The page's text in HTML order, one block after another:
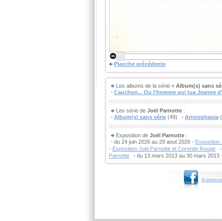
Planche précédente
Les albums de la série « Album(s) sans
Cauchon... Ou l'homme qui tua Jeanne
Les série de Joël Parnotte :
Album(s) sans série (49) Aristophania
Exposition de Joël Parnotte :
du 24 juin 2026 au 29 aout 2026 - Exposition
- Exposition Joël Parnotte et Corentin Rouge
Parnotte
du 13 mars 2013 au 30 mars 2013
A